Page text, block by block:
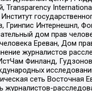
Интернешнл,
дом прав
Ереван, Дом
журналистов
Финланд,
сеть Восточная